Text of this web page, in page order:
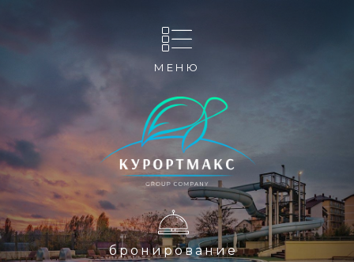
МЕНЮ
бронирование